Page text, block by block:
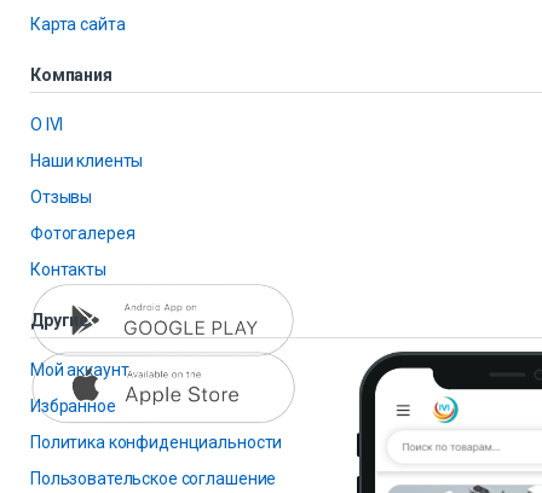
Карта сайта
Компания
О IVI
Наши клиенты
Отзывы
Фотогалерея
Контакты
Другие
Мой аккаунт
Избранное
Политика конфиденциальности
Пользовательское соглашение